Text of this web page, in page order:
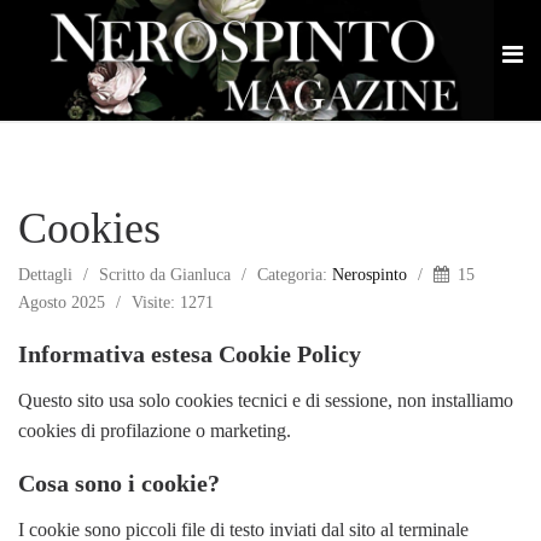
Cookies
Dettagli Scritto da Gianluca Categoria: Nerospinto
15
Agosto 2025
Visite: 1271
Informativa estesa Cookie Policy
Questo sito usa solo cookies tecnici e di sessione, non installiamo
cookies di profilazione o marketing.
Cosa sono i cookie?
I cookie sono piccoli file di testo inviati dal sito al terminale